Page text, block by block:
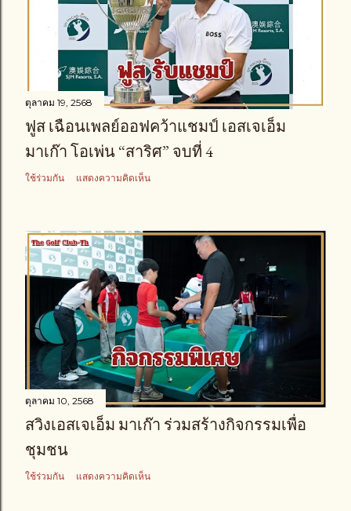
ตุลาคม 19, 2568
ฟูส เฉือนเพลย์ออฟคว้าแชมป์ เอสเจเอ็ม
มาเก๊า โอเพ่น “สาริศ” จบที่ 4
ใช้ร่วมกัน แสดงความคิดเห็น
ตุลาคม 10, 2568
สวิงเอสเจเอ็ม มาเก๊า ร่วมสร้างกิจกรรมเพื่อ
ชุมชน
ใช้ร่วมกัน แสดงความคิดเห็น